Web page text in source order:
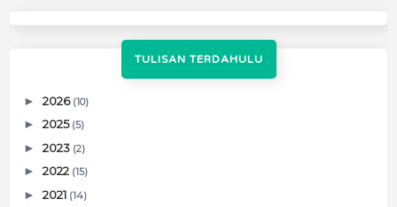
TULISAN TERDAHULU
► 2026 (10)
► 2025 (5)
► 2023 (2)
► 2022 (15)
► 2021 (14)